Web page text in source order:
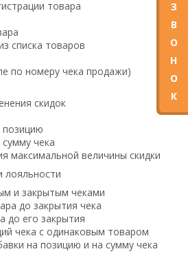
товара
списка товаров
по номеру чека продажи)
скидок
позицию
чека
максимальной величины скидки
лояльности
и закрытым чеками
до закрытия чека
до его закрытия
чека с одинаковым товаром
на позицию и на сумму чека
З
В
О
Н
О
К